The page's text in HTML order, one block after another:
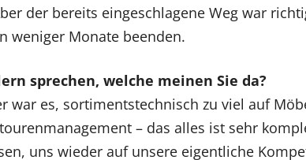
der bereits eingeschlagene Weg war
weniger Monate beenden.
sprechen, welche meinen Sie da?
war es, sortimentstechnisch zu viel auf
– das alles ist sehr
uns wieder auf unsere eigentliche